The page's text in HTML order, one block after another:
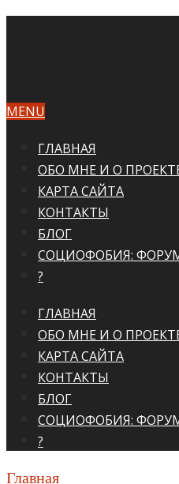
MENU
ГЛАВНАЯ
ОБО МНЕ И О
КАРТА САЙТА
КОНТАКТЫ
БЛОГ
СОЦИОФОБИЯ:
?
ГЛАВНАЯ
ОБО МНЕ И О
КАРТА САЙТА
КОНТАКТЫ
БЛОГ
СОЦИОФОБИЯ:
?
Главная